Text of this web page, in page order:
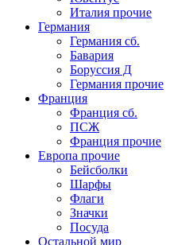
Италия прочие
Германия
Германия сб.
Бавария
Боруссия Д
Германия прочие
Франция
Франция сб.
ПСЖ
Франция прочие
Европа прочие
Бейсболки
Шарфы
Флаги
Значки
Посуда
Остальной мир